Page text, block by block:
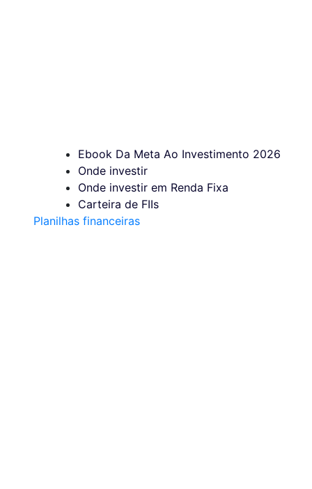
Ebook Da Meta Ao Investimento 2026
Onde investir
Onde investir em Renda Fixa
Carteira de FIIs
Planilhas financeiras